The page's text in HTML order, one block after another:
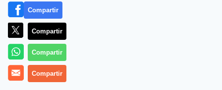
Más información
Compartir
Compartir
Compartir
Compartir